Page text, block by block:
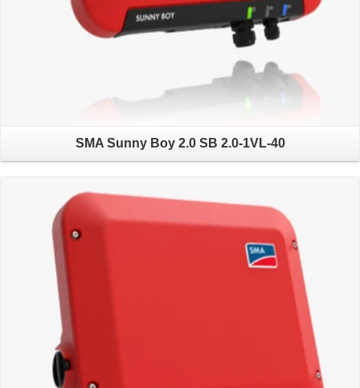
SMA Sunny Boy 2.0 SB 2.0-1VL-40